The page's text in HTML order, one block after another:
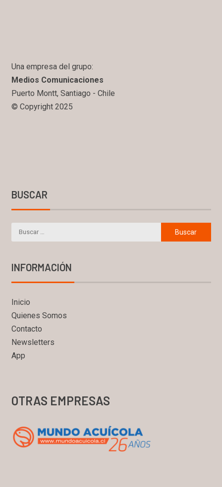
Una empresa del grupo:
Medios Comunicaciones
Puerto Montt, Santiago - Chile
© Copyright 2025
BUSCAR
INFORMACIÓN
Inicio
Quienes Somos
Contacto
Newsletters
App
OTRAS EMPRESAS